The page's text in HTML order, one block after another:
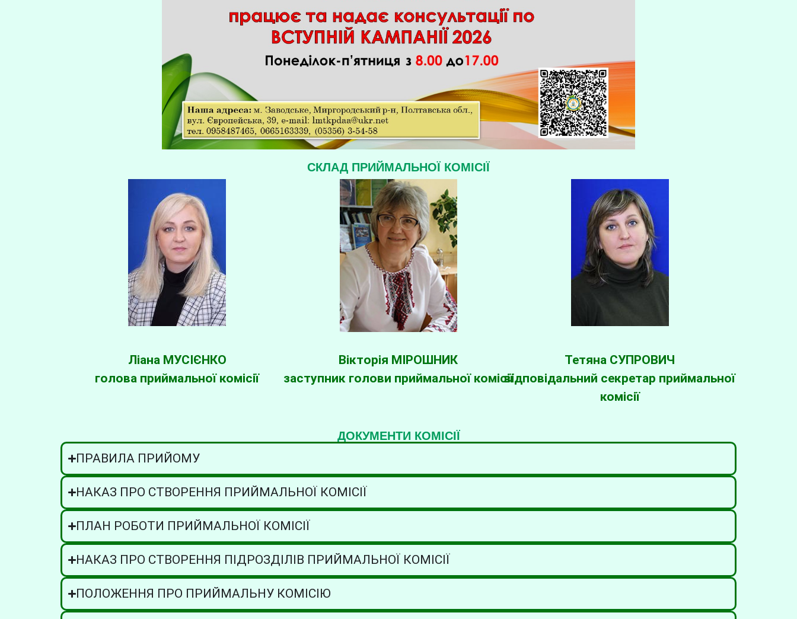
СКЛАД ПРИЙМАЛЬНОЇ КОМІСІЇ
Ліана МУСІЄНКО
голова приймальної комісії
Вікторія МІРОШНИК
заступник голови приймальної комісії
Тетяна СУПРОВИЧ
відповідальний секретар приймальної
комісії
ДОКУМЕНТИ КОМІСІЇ
ПРАВИЛА ПРИЙОМУ
НАКАЗ ПРО СТВОРЕННЯ ПРИЙМАЛЬНОЇ КОМІСІЇ
ПЛАН РОБОТИ ПРИЙМАЛЬНОЇ КОМІСІЇ
НАКАЗ ПРО СТВОРЕННЯ ПІДРОЗДІЛІВ ПРИЙМАЛЬНОЇ КОМІСІЇ
ПОЛОЖЕННЯ ПРО ПРИЙМАЛЬНУ КОМІСІЮ